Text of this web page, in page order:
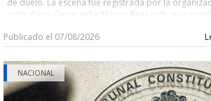
de duelo. La escena fue registrada por la
australiana Geographe Marine Research, que captó
con el cuerpo de su pequeña. "Sabíamos que
en invierno representaba un gran desafío para su
supervivencia, pero aun así manteníamos la
que pudiera volver a ser madre. Ahora,
perdido a sus últimas cuatro crías", señalaron los
investigadores por medio de su cuenta en
Publicado el 07/08/2026
NACIONAL